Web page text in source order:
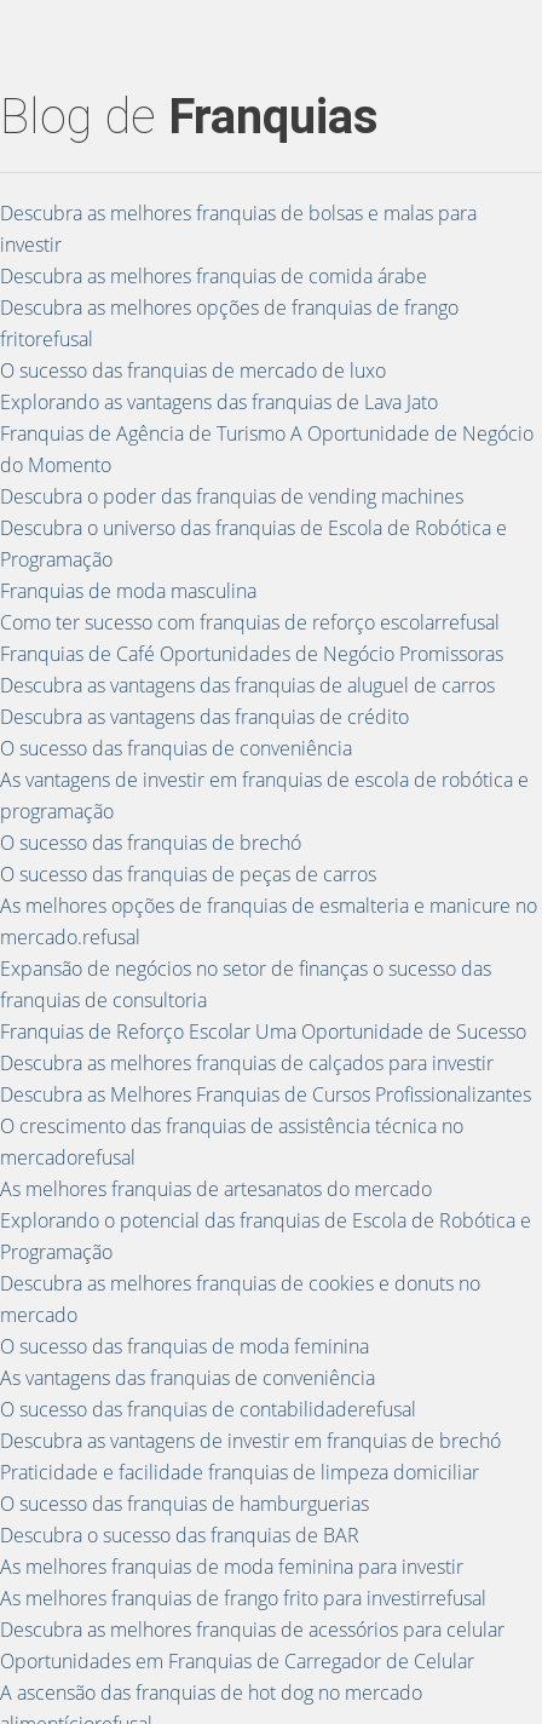
Blog de Franquias
Descubra as melhores franquias de bolsas e malas para
investir
Descubra as melhores franquias de comida árabe
Descubra as melhores opções de franquias de frango
fritorefusal
O sucesso das franquias de mercado de luxo
Explorando as vantagens das franquias de Lava Jato
Franquias de Agência de Turismo A Oportunidade de Negócio
do Momento
Descubra o poder das franquias de vending machines
Descubra o universo das franquias de Escola de Robótica e
Programação
Franquias de moda masculina
Como ter sucesso com franquias de reforço escolarrefusal
Franquias de Café Oportunidades de Negócio Promissoras
Descubra as vantagens das franquias de aluguel de carros
Descubra as vantagens das franquias de crédito
O sucesso das franquias de conveniência
As vantagens de investir em franquias de escola de robótica e
programação
O sucesso das franquias de brechó
O sucesso das franquias de peças de carros
As melhores opções de franquias de esmalteria e manicure no
mercado.refusal
Expansão de negócios no setor de finanças o sucesso das
franquias de consultoria
Franquias de Reforço Escolar Uma Oportunidade de Sucesso
Descubra as melhores franquias de calçados para investir
Descubra as Melhores Franquias de Cursos Profissionalizantes
O crescimento das franquias de assistência técnica no
mercadorefusal
As melhores franquias de artesanatos do mercado
Explorando o potencial das franquias de Escola de Robótica e
Programação
Descubra as melhores franquias de cookies e donuts no
mercado
O sucesso das franquias de moda feminina
As vantagens das franquias de conveniência
O sucesso das franquias de contabilidaderefusal
Descubra as vantagens de investir em franquias de brechó
Praticidade e facilidade franquias de limpeza domiciliar
O sucesso das franquias de hamburguerias
Descubra o sucesso das franquias de BAR
As melhores franquias de moda feminina para investir
As melhores franquias de frango frito para investirrefusal
Descubra as melhores franquias de acessórios para celular
Oportunidades em Franquias de Carregador de Celular
A ascensão das franquias de hot dog no mercado